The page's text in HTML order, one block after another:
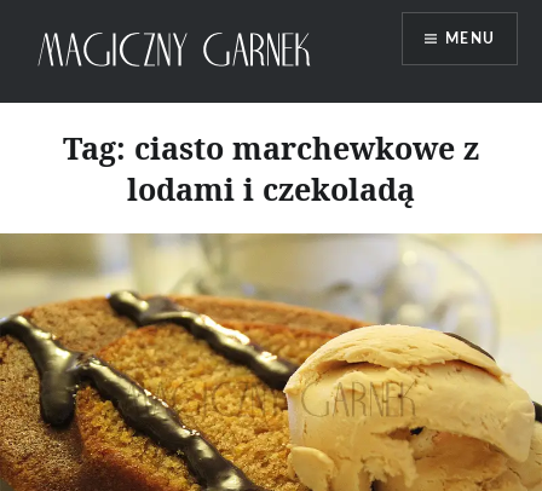
Magiczny Garnek
MENU
Tag: ciasto marchewkowe z
lodami i czekoladą